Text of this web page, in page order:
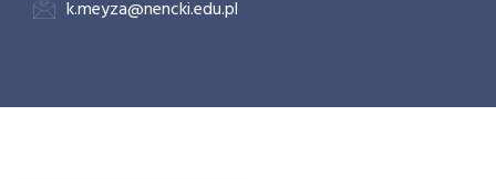
k.meyza@nencki.edu.pl